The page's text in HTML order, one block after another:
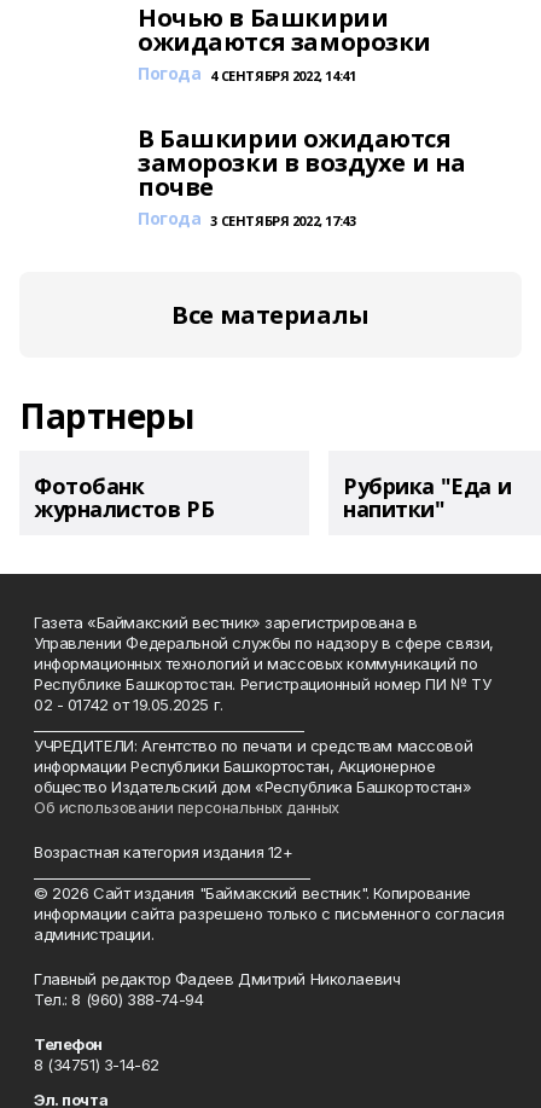
Ночью в Башкирии
ожидаются заморозки
Погода 4 СЕНТЯБРЯ 2022, 14:41
В Башкирии ожидаются
заморозки в воздухе и на
почве
Погода 3 СЕНТЯБРЯ 2022, 17:43
Все материалы
Партнеры
Фотобанк
журналистов РБ
Рубрика "Еда и
напитки"
Газета «Баймакский вестник» зарегистрирована в
Управлении Федеральной службы по надзору в сфере связи,
информационных технологий и массовых коммуникаций по
Республике Башкортостан. Регистрационный номер ПИ № ТУ
02 - 01742 от 19.05.2025 г.
УЧРЕДИТЕЛИ: Агентство по печати и средствам массовой
информации Республики Башкортостан, Акционерное
общество Издательский дом «Республика Башкортостан»
Об использовании персональных данных
Возрастная категория издания 12+
© 2026 Сайт издания "Баймакский вестник". Копирование
информации сайта разрешено только с письменного согласия
администрации.
Главный редактор Фадеев Дмитрий Николаевич
Тел.: 8 (960) 388-74-94
Телефон
8 (34751) 3-14-62
Эл. почта